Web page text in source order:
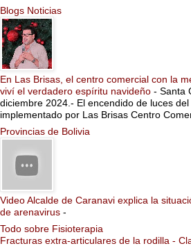
Blogs Noticias
En Las Brisas, el centro comercial con la
viví el verdadero espíritu navideño - Santa
diciembre 2024.- El encendido de luces
implementado por Las Brisas Centro
Provincias de Bolivia
Video Alcalde de Caranavi explica la
de arenavirus -
Todo sobre Fisioterapia
Fracturas extra-articulares de la rodilla -